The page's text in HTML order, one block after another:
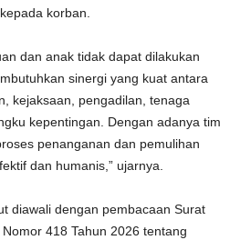
korban.
dan anak tidak dapat dilakukan
sinergi yang kuat antara
kejaksaan, pengadilan, tenaga
kepentingan. Dengan adanya tim
penanganan dan pemulihan
dan humanis,” ujarnya.
diawali dengan pembacaan Surat
418 Tahun 2026 tentang